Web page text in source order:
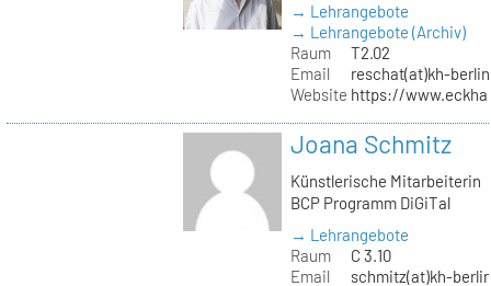
→ Lehrangebote
→ Lehrangebote (Archiv)
Raum
T2.02
Email
reschat(at)kh-
Website https://
Joana Schmitz
Künstlerische Mitarbeiterin
BCP Programm DiGiTal
→ Lehrangebote
Raum
C 3.10
Email
schmitz(at)kh-